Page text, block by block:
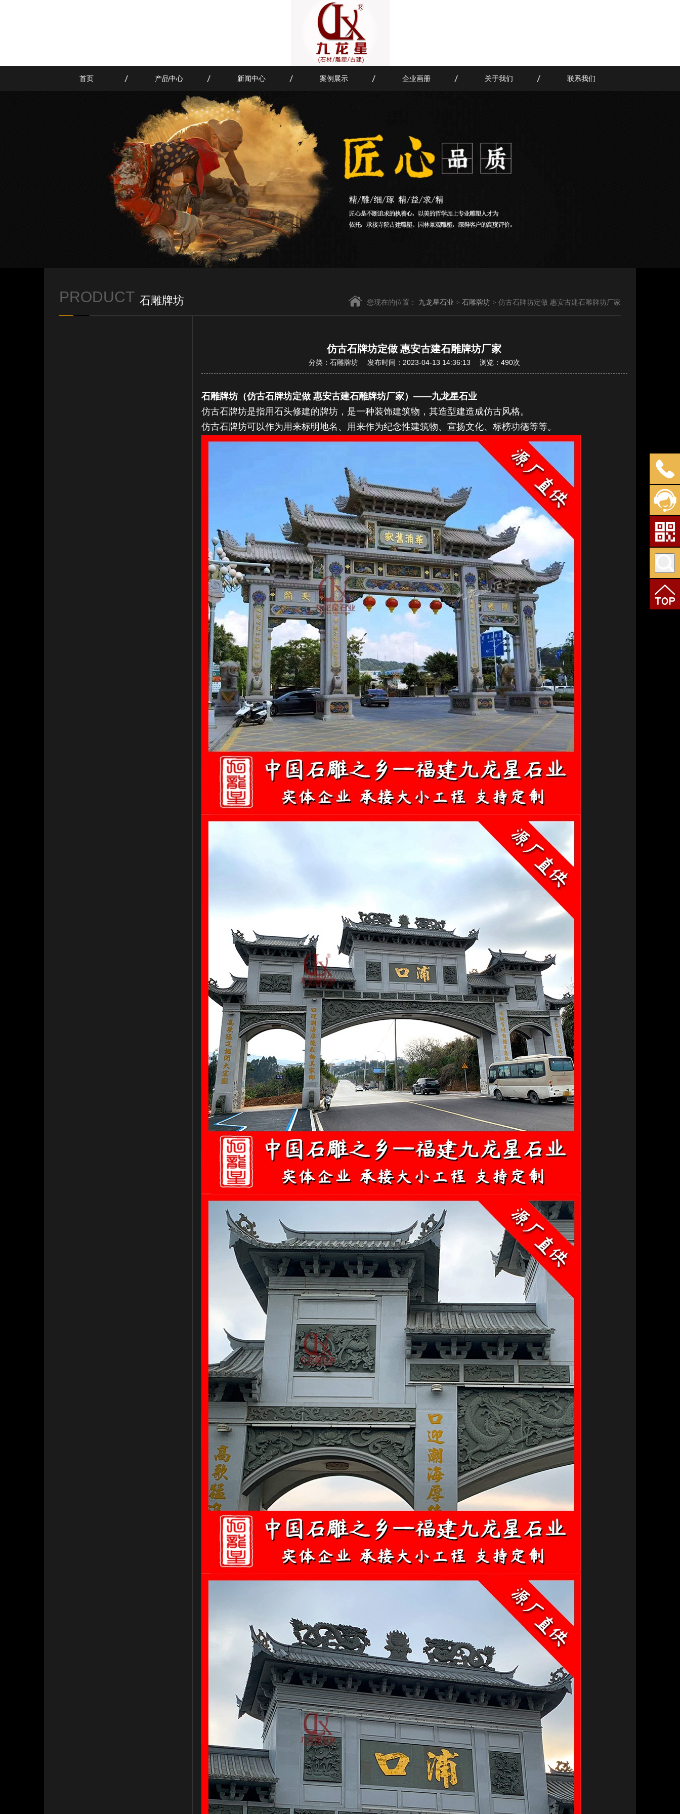
首页 产品中心 新闻中心 案例展示 企业画册 关于我们 联系我们
PRODUCT 石雕牌坊 您现在的位置： 九龙星石业 > 石雕牌坊 > 仿古石牌坊定做 惠安古建石雕牌坊厂家
仿古石牌坊定做 惠安古建石雕牌坊厂家
分类：石雕牌坊 发布时间：2023-04-13 14:36:13 浏览：490次
石雕牌坊（仿古石牌坊定做 惠安古建石雕牌坊厂家）——九龙星石业
仿古石牌坊是指用石头修建的牌坊，是一种装饰建筑物，其造型建造成仿古风格。
仿古石牌坊可以作为用来标明地名、用来作为纪念性建筑物、宣扬文化、标榜功德等等。